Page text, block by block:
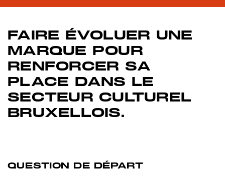
FAIRE ÉVOLUER UNE
MARQUE POUR
RENFORCER SA
PLACE DANS LE
SECTEUR CULTUREL
BRUXELLOIS.
QUESTION DE DÉPART